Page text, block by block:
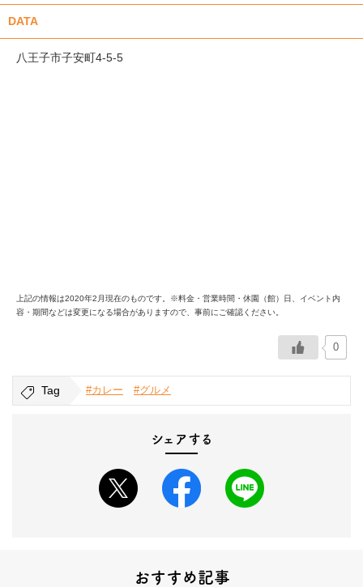
DATA
八王子市子安町4-5-5
上記の情報は2020年2月現在のものです。※料金・営業時間・休園（館）日、イベント内
容・期間などは変更になる場合がありますので、事前にご確認ください。
0
Tag #カレー #グルメ
シェアする
おすすめ記事